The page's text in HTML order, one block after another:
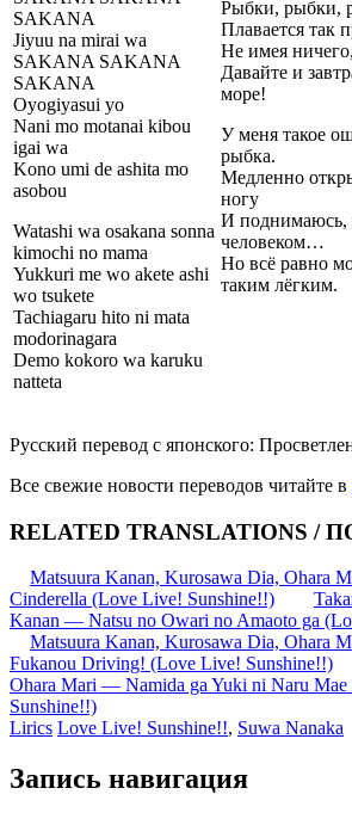
SAKANA
Jiyuu na mirai wa
SAKANA SAKANA
SAKANA
Oyogiyasui yo
Nani mo motanai kibou
igai wa
Kono umi de ashita mo
asobou
Watashi wa osakana sonna
kimochi no mama
Yukkuri me wo akete ashi
wo tsukete
Tachiagaru hito ni mata
modorinagara
Demo kokoro wa karuku
natteta
Рыбки, рыбки,
Плавается так
Не имея
Давайте и
море!
У меня такое
рыбка.
Медленно
ногу
И поднимаюсь,
человеком…
Но всё равно
таким лёгким.
Русский перевод с японского:
Все свежие новости переводов читайте в
RELATED TRANSLATIONS /
Matsuura Kanan, Kurosawa Dia, Ohara
Cinderella (Love Live! Sunshine!!)
Kanan — Natsu no Owari no Amaoto ga
Matsuura Kanan, Kurosawa Dia, Ohara
Fukanou Driving! (Love Live! Sunshine!!)
Ohara Mari — Namida ga Yuki ni Naru
Sunshine!!)
Lirics Love Live! Sunshine!!, Suwa Nanaka
Запись навигация